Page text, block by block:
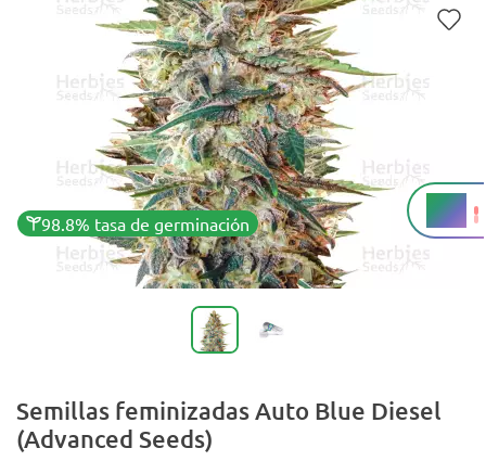
98.8% tasa de germinación
16%
THC
Semillas feminizadas Auto Blue Diesel
(Advanced Seeds)